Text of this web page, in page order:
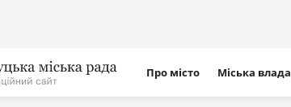
сайту
Про місто Міська влада